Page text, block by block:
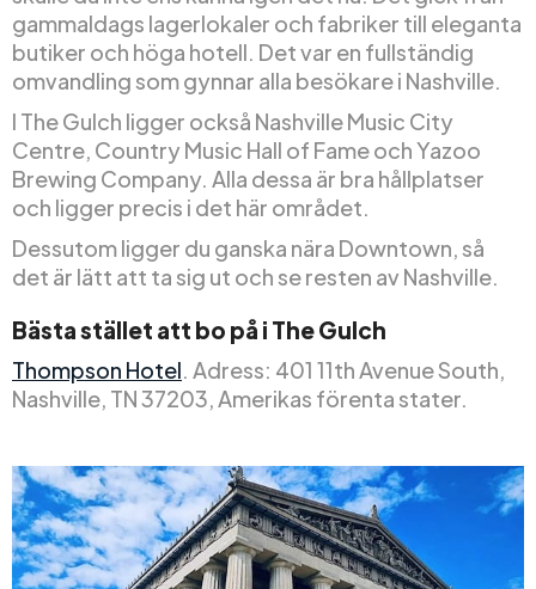
gammaldags lagerlokaler och fabriker till eleganta
butiker och höga hotell. Det var en fullständig
omvandling som gynnar alla besökare i Nashville.
I The Gulch ligger också Nashville Music City
Centre, Country Music Hall of Fame och Yazoo
Brewing Company. Alla dessa är bra hållplatser
och ligger precis i det här området.
Dessutom ligger du ganska nära Downtown, så
det är lätt att ta sig ut och se resten av Nashville.
Bästa stället att bo på i The Gulch
Thompson Hotel. Adress: 401 11th Avenue South,
Nashville, TN 37203, Amerikas förenta stater.